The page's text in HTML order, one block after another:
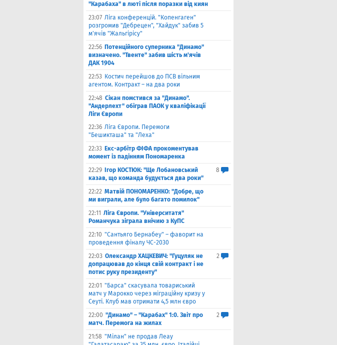
"Карабаха" в люті після поразки від киян
23:07 Ліга конференцій. "Копенгаген"
розгромив "Дебрецен", "Хайдук" забив 5
м'ячів "Жальгірісу"
22:56 Потенційного суперника "Динамо"
визначено. "Твенте" забив шість м'ячів
ДАК 1904
22:53 Костич перейшов до ПСВ вільним
агентом. Контракт – на два роки
22:48 Сікан помстився за "Динамо".
"Андерлехт" обіграв ПАОК у кваліфікації
Ліги Європи
22:36 Ліга Європи. Перемоги
"Бешикташа" та "Леха"
22:33 Екс-арбітр ФІФА прокоментував
момент із падінням Пономаренка
22:29
Ігор КОСТЮК: "Ще Лобановський
казав, що команда будується два роки"
8
22:22 Матвій ПОНОМАРЕНКО: "Добре, що
ми виграли, але було багато помилок"
22:11 Ліга Європи. "Університатя"
Романчука зіграла внічию з КуПС
22:10 "Сантьяго Бернабеу" – фаворит на
проведення фіналу ЧС-2030
22:03 Олександр ХАЦКЕВИЧ: "Гуцуляк не
допрацював до кінця свій контракт і не
потис руку президенту"
2
22:01 "Барса" скасувала товариський
матч у Марокко через міграційну кризу у
Сеуті. Клуб мав отримати 4,5 млн євро
22:00 "Динамо" – "Карабах" 1:0. Звіт про
матч. Перемога на жилах
2
21:58 "Мілан" не продав Леау